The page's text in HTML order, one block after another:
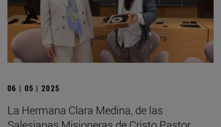
06 | 05 | 2025
La Hermana Clara Medina, de las